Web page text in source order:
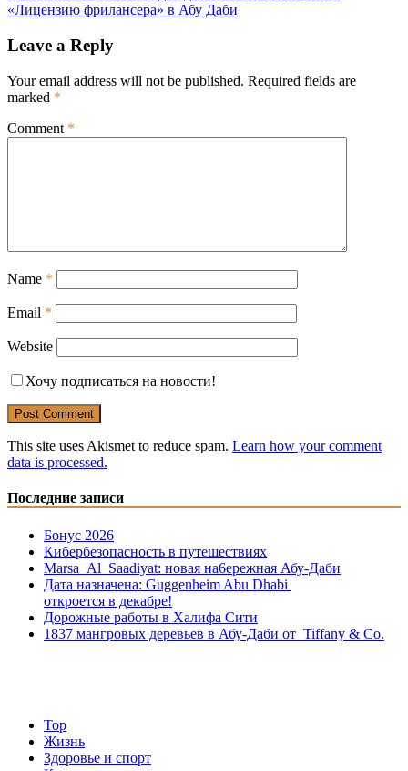
«Лицензию фрилансера» в Абу Даби
Leave a Reply
Your email address will not be published. Required fields are
marked *
Comment *
Name *
Email *
Website
Хочу подписаться на новости!
This site uses Akismet to reduce spam. Learn how your comment
data is processed.
Последние записи
Бонус 2026
Кибербезопасность в путешествиях
Marsa Al Saadiyat: новая на6ережная Абу-Даби
Дата назначена: Guggenheim Abu Dhabi
откроется в декабре!
Дорожные работы в Халифа Сити
1837 мангровых деревьев в Абу-Даби от Tiffany & Co.
Top
Жизнь
Здоровье и спорт